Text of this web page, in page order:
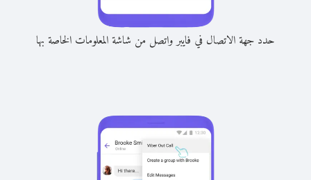
حدد جهة الاتصال في فايبر واتصل من شاشة المعلومات الخاصة بها